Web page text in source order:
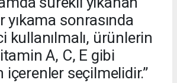
yıkama sonrasında
kullanılmalı, ürünlerin
A, C, E gibi
seçilmelidir.”